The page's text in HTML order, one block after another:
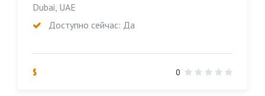
Dubai, UAE
Доступно сейчас: Да
$ 0